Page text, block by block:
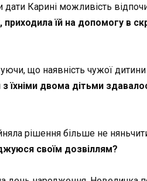
Карині можливість
приходила їй на допомогу в
що наявність чужої
з їхніми двома дітьми
рішення більше не
своїм дозвіллям?